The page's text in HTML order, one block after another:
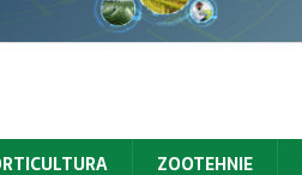
ZOOTEHNIE